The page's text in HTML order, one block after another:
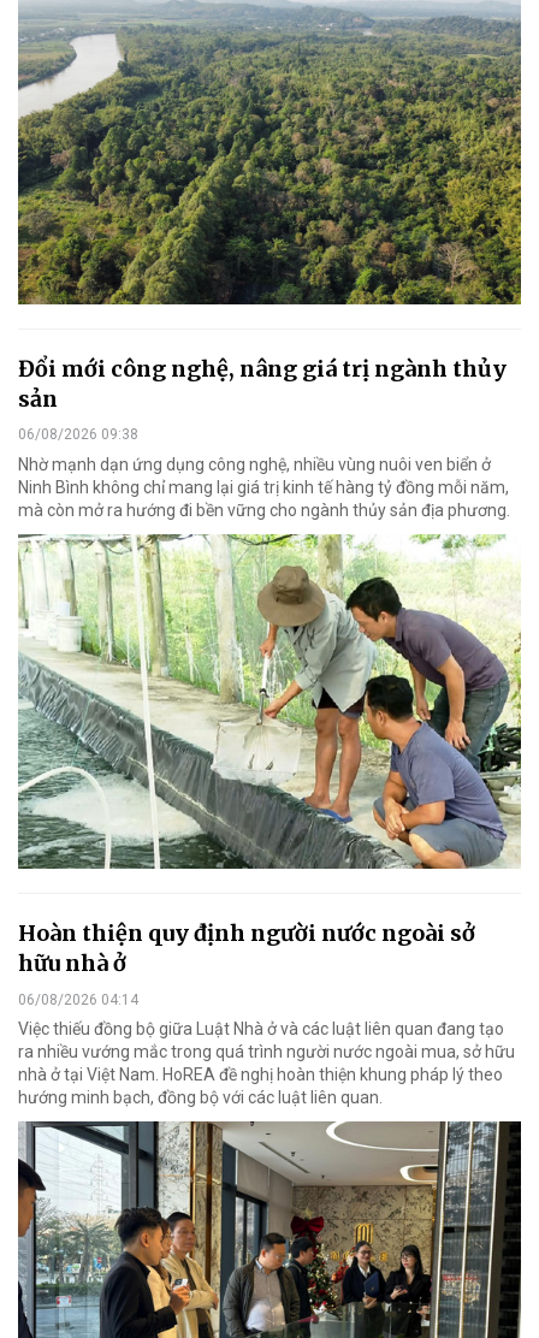
Đổi mới công nghệ, nâng giá trị ngành thủy
sản
06/08/2026 09:38
Nhờ mạnh dạn ứng dụng công nghệ, nhiều vùng nuôi ven biển ở
Ninh Bình không chỉ mang lại giá trị kinh tế hàng tỷ đồng mỗi năm,
mà còn mở ra hướng đi bền vững cho ngành thủy sản địa phương.
Hoàn thiện quy định người nước ngoài sở
hữu nhà ở
06/08/2026 04:14
Việc thiếu đồng bộ giữa Luật Nhà ở và các luật liên quan đang tạo
ra nhiều vướng mắc trong quá trình người nước ngoài mua, sở hữu
nhà ở tại Việt Nam. HoREA đề nghị hoàn thiện khung pháp lý theo
hướng minh bạch, đồng bộ với các luật liên quan.